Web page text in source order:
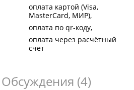
оплата картой (Visa,
MasterCard, МИР)
оплата по qr-коду
оплата через расчётный
счёт
Обсуждения (4)